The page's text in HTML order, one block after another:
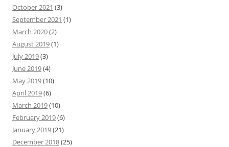
October 2021 (3)
September 2021 (1)
March 2020(2)
August 2019(1)
July 2019(3)
June 2019(4)
May 2019(10)
April 2019(6)
March 2019(10)
February 2019(6)
January 2019(21)
December 2018(25)